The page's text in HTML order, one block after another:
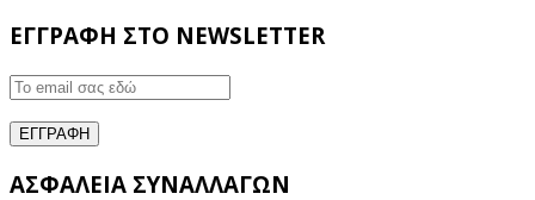
ΕΓΓΡΑΦΗ ΣΤΟ NEWSLETTER
ΑΣΦΑΛΕΙΑ ΣΥΝΑΛΛΑΓΩΝ